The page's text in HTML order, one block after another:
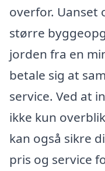
overfor. Uanset
større
jorden fra en
betale sig at
service. Ved at
ikke kun
kan også sikre
pris og service